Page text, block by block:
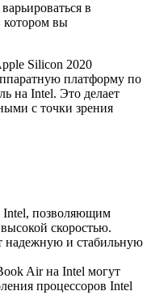
в
котором вы
Silicon 2020
платформу по
на Intel. Это делает
с точки зрения
Intel, позволяющим
скоростью.
надежную и стабильную
Air на Intel могут
процессоров Intel